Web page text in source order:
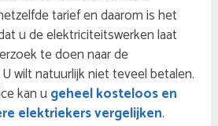
tarief en daarom is het
u de elektriciteitswerken laat
te doen naar de
wilt natuurlijk niet teveel betalen.
kan u geheel kosteloos en
elektriekers vergelijken.